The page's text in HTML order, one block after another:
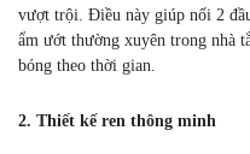
vượt trội. Điều này giúp nối 2
ẩm ướt thường xuyên trong nhà
bóng theo thời gian.
2. Thiết kế ren thông minh